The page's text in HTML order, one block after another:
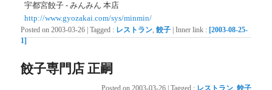
宇都宮餃子 - みんみん 本店
http://www.gyozakai.com/sys/minmin/
Posted on2003-03-26 |Tagged : レストラン,餃子 |Inner link : [2003-08-25-
1]
餃子専門店 正嗣
Posted on 2003-03-26 | Tagged : レストラン, 餃子